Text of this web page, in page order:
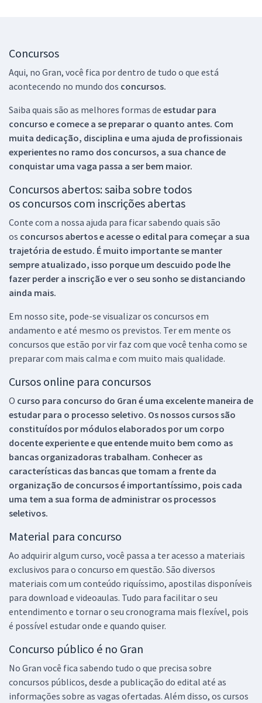
Concursos
Aqui, no Gran, você fica por dentro de tudo o que está
acontecendo no mundo dos concursos.
Saiba quais são as melhores formas de estudar para
concurso e comece a se preparar o quanto antes. Com
muita dedicação, disciplina e uma ajuda de profissionais
experientes no ramo dos concursos, a sua chance de
conquistar uma vaga passa a ser bem maior.
Concursos abertos: saiba sobre todos
os concursos com inscrições abertas
Conte com a nossa ajuda para ficar sabendo quais são
os concursos abertos e acesse o edital para começar a sua
trajetória de estudo. É muito importante se manter
sempre atualizado, isso porque um descuido pode lhe
fazer perder a inscrição e ver o seu sonho se distanciando
ainda mais.
Em nosso site, pode-se visualizar os concursos em
andamento e até mesmo os previstos. Ter em mente os
concursos que estão por vir faz com que você tenha como se
preparar com mais calma e com muito mais qualidade.
Cursos online para concursos
O curso para concurso do Gran é uma excelente maneira de
estudar para o processo seletivo. Os nossos cursos são
constituídos por módulos elaborados por um corpo
docente experiente e que entende muito bem como as
bancas organizadoras trabalham. Conhecer as
características das bancas que tomam a frente da
organização de concursos é importantíssimo, pois cada
uma tem a sua forma de administrar os processos
seletivos.
Material para concurso
Ao adquirir algum curso, você passa a ter acesso a materiais
exclusivos para o concurso em questão. São diversos
materiais com um conteúdo riquíssimo, apostilas disponíveis
para download e videoaulas. Tudo para facilitar o seu
entendimento e tornar o seu cronograma mais flexível, pois
é possível estudar onde e quando quiser.
Concurso público é no Gran
No Gran você fica sabendo tudo o que precisa sobre
concursos públicos, desde a publicação do edital até as
informações sobre as vagas ofertadas. Além disso, os cursos